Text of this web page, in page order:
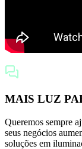
MAIS LUZ
Queremos sempre
seus negócios
soluções em